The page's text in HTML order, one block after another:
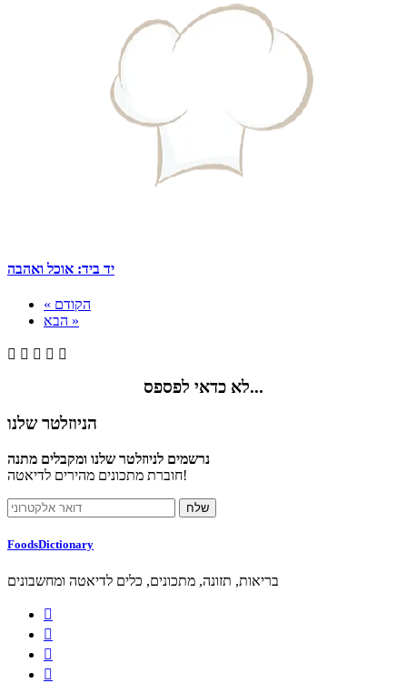
יד ביד: אוכל ואהבה
« הקודם
הבא »
    
לא כדאי לפספס...
הניוזלטר שלנו
נרשמים לניוזלטר שלנו ומקבלים מתנה
חוברת מתכונים מהירים לדיאטה!
FoodsDictionary
בריאות, תזונה, מתכונים, כלים לדיאטה ומחשבונים



